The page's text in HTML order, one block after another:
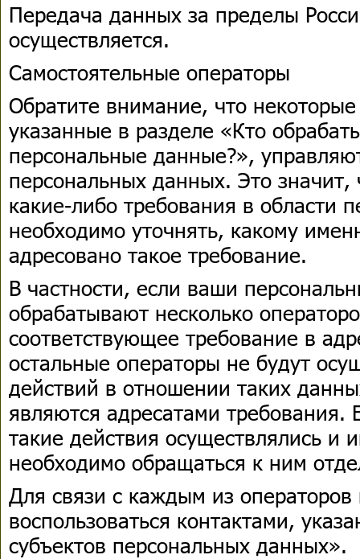
Передача данных за пределы
осуществляется.
Самостоятельные операторы
Обратите внимание, что
указанные в разделе «Кто
персональные данные?»,
персональных данных. Это значит,
какие-либо требования в области
необходимо уточнять, какому
адресовано такое требование.
В частности, если ваши
обрабатывают несколько
соответствующее требование в
остальные операторы не будут
действий в отношении таких
являются адресатами требования.
такие действия осуществлялись и
необходимо обращаться к ним
Для связи с каждым из
воспользоваться контактами,
субъектов персональных данных».